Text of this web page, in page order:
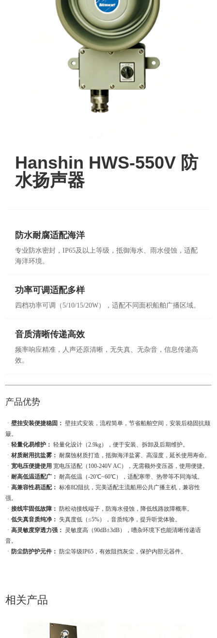
Hanshin HWS-550V 防
水扬声器
防水耐腐适配海洋
专业防水密封，IP65及以上等级，抵御海水、雨水侵蚀，适配
海洋环境。
功率可调适配多样
四档功率可调（5/10/15/20W），适配不同面积船舶广播区域。
音质清晰传递高效
频率响应精准，人声还原清晰，无失真、无杂音，信息传递高
效。
产品优势
ㆍ壁挂安装便捷稳固： 壁挂式安装，流程简单，节省船舶空间，安装后稳固抗颠
簸。
ㆍ轻量化易维护： 轻量化设计（2.9kg），便于安装、拆卸及后期维护。
ㆍ材质耐用抗盐雾： 耐腐蚀材质打造，抵御海洋盐雾、高湿度，延长使用寿命。
ㆍ宽电压便捷使用 宽电压适配（100-240V AC），无需额外变压器，使用便捷。
ㆍ耐高低温适配广： 耐高低温（-20℃~60℃），适配寒带、热带等不同海域。
ㆍ高兼容性易适配： 标准8Ω阻抗，完美适配主流船用公共广播主机，兼容性
强。
ㆍ接线牢固低故障： 防松动接线端子，防海水侵蚀，降低线路故障概率。
ㆍ低失真音质纯净： 失真度低（≤5%），音质纯净，提升听觉体验。
ㆍ高灵敏度穿透力强： 灵敏度高（90dB±3dB），嘈杂环境下也能清晰传递语
音。
ㆍ 防尘防护护元件： 防尘等级IP65，有效阻挡灰尘，保护内部元器件。
相关产品